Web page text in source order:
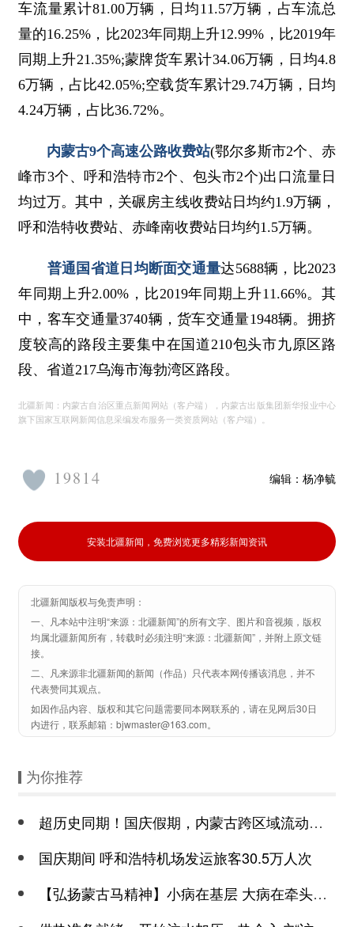
车流量累计81.00万辆，日均11.57万辆，占车流总
量的16.25%，比2023年同期上升12.99%，比2019年
同期上升21.35%;蒙牌货车累计34.06万辆，日均4.8
6万辆，占比42.05%;空载货车累计29.74万辆，日均
4.24万辆，占比36.72%。
内蒙古9个高速公路收费站(鄂尔多斯市2个、赤
峰市3个、呼和浩特市2个、包头市2个)出口流量日
均过万。其中，关碾房主线收费站日均约1.9万辆，
呼和浩特收费站、赤峰南收费站日均约1.5万辆。
普通国省道日均断面交通量达5688辆，比2023
年同期上升2.00%，比2019年同期上升11.66%。其
中，客车交通量3740辆，货车交通量1948辆。拥挤
度较高的路段主要集中在国道210包头市九原区路
段、省道217乌海市海勃湾区路段。
北疆新闻：内蒙古自治区重点新闻网站（客户端），内蒙古出版集团新华报业中心
旗下国家互联网新闻信息采编发布服务一类资质网站（客户端）。
编辑： 杨净毓
19814
安装北疆新闻，免费浏览更多精彩新闻资讯
北疆新闻版权与免责声明：
一、凡本站中注明“来源：北疆新闻”的所有文字、图片和音视频，版权
均属北疆新闻所有，转载时必须注明“来源：北疆新闻”，并附上原文链
接。
二、凡来源非北疆新闻的新闻（作品）只代表本网传播该消息，并不
代表赞同其观点。
如因作品内容、版权和其它问题需要同本网联系的，请在见网后30日
内进行，联系邮箱：bjwmaster@163.com。
为你推荐
超历史同期！国庆假期，内蒙古跨区域流动量3901.60万人次
国庆期间 呼和浩特机场发运旅客30.5万人次
【弘扬蒙古马精神】小病在基层 大病在牵头医院 康复回基层 乌海百姓家门口看